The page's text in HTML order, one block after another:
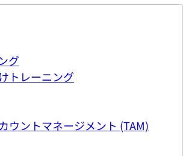
グ
トレーニング
ウントマネージメント (TAM)